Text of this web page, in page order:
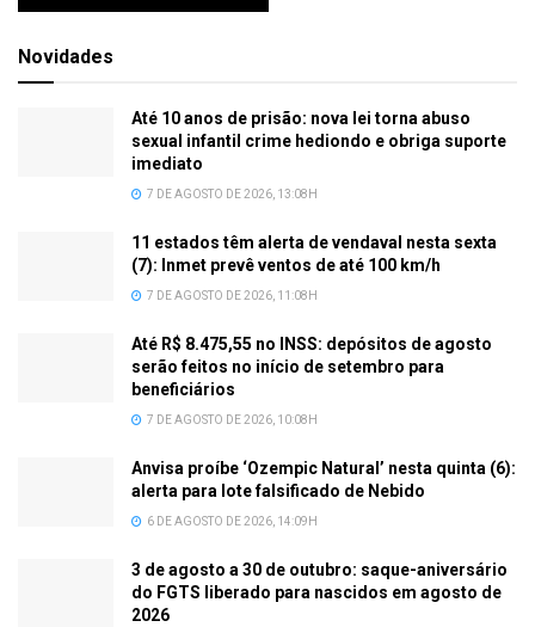
Novidades
Até 10 anos de prisão: nova lei torna abuso
sexual infantil crime hediondo e obriga suporte
imediato
7 DE AGOSTO DE 2026, 13:08H
11 estados têm alerta de vendaval nesta sexta
(7): Inmet prevê ventos de até 100 km/h
7 DE AGOSTO DE 2026, 11:08H
Até R$ 8.475,55 no INSS: depósitos de agosto
serão feitos no início de setembro para
beneficiários
7 DE AGOSTO DE 2026, 10:08H
Anvisa proíbe ‘Ozempic Natural’ nesta quinta (6):
alerta para lote falsificado de Nebido
6 DE AGOSTO DE 2026, 14:09H
3 de agosto a 30 de outubro: saque-aniversário
do FGTS liberado para nascidos em agosto de
2026